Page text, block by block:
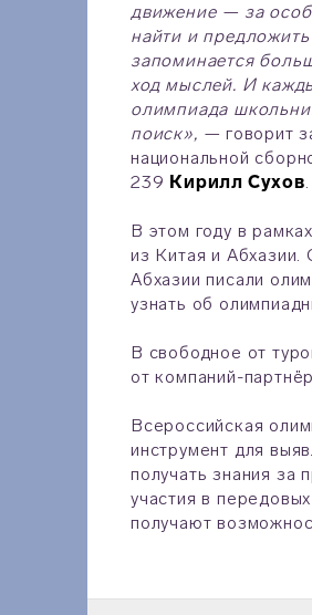
движение — за
найти и
запоминается
ход мыслей. И
олимпиада
поиск», —говорит
национальной
239 Кирилл Сухов.
В этом году в
из Китая и
Абхазии писали
узнать об
В свободное от
от компаний-
Всероссийская
инструмент для
получать знания за
участия в
получают